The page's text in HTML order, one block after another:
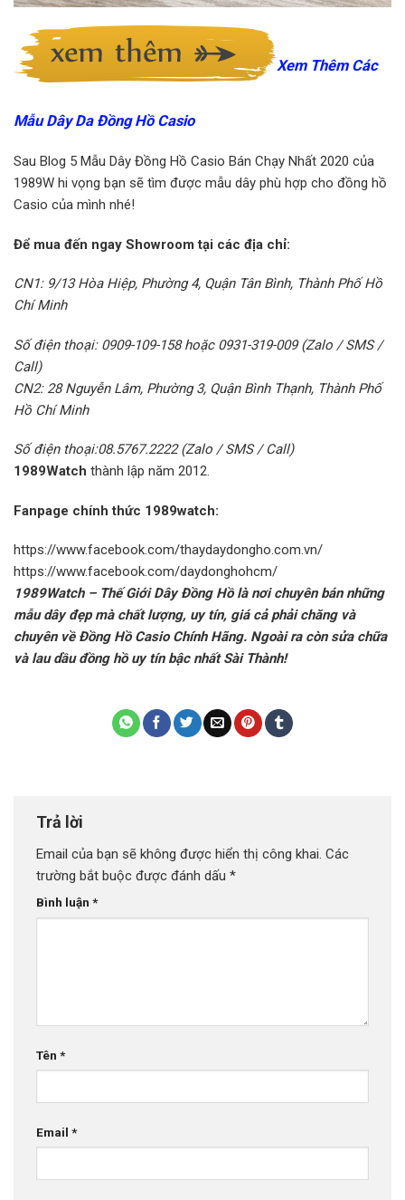
Xem Thêm Các
Mẫu Dây Da Đồng Hồ Casio
Sau Blog 5 Mẫu Dây Đồng Hồ Casio Bán Chạy Nhất 2020 của
1989W hi vọng bạn sẽ tìm được mẫu dây phù hợp cho đồng hồ
Casio của mình nhé!
Để mua đến ngay Showroom tại các địa chỉ:
CN1: 9/13 Hòa Hiệp, Phường 4, Quận Tân Bình, Thành Phố Hồ
Chí Minh
Số điện thoại: 0909-109-158 hoặc 0931-319-009 (Zalo / SMS /
Call)
CN2: 28 Nguyễn Lâm, Phường 3, Quận Bình Thạnh, Thành Phố
Hồ Chí Minh
Số điện thoại:08.5767.2222 (Zalo / SMS / Call)
1989Watch thành lập năm 2012.
Fanpage chính thức 1989watch:
https://www.facebook.com/thaydaydongho.com.vn/
https://www.facebook.com/daydonghohcm/
1989Watch – Thế Giới Dây Đồng Hồ là nơi chuyên bán những
mẫu dây đẹp mà chất lượng, uy tín, giá cả phải chăng và
chuyên về Đồng Hồ Casio Chính Hãng. Ngoài ra còn sửa chữa
và lau dầu đồng hồ uy tín bậc nhất Sài Thành!
Trả lời
Email của bạn sẽ không được hiển thị công khai. Các
trường bắt buộc được đánh dấu *
Bình luận *
Tên *
Email *